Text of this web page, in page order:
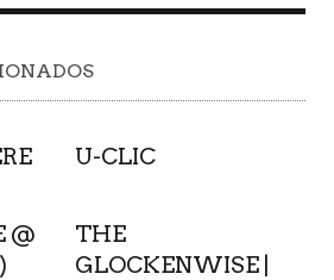
U-CLIC
@
THE
GLOCKENWISE |